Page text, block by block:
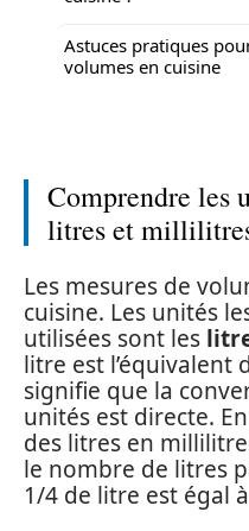
Astuces pratiques
volumes en cuisine
Comprendre les
litres et
Les mesures de
cuisine. Les unités
utilisées sont les
litre est l’équivalent
signifie que la
unités est directe.
des litres en
le nombre de litres
1/4 de litre est égal